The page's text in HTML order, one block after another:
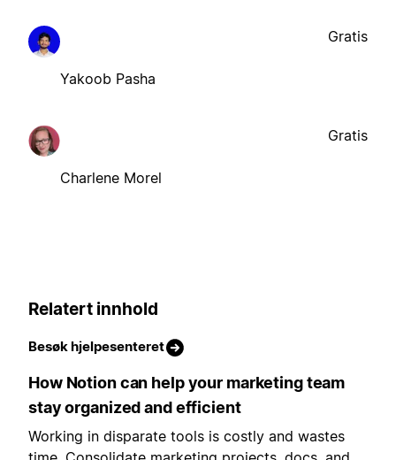
Yakoob Pasha
Gratis
Charlene Morel
Gratis
Relatert innhold
Besøk hjelpesenteret
How Notion can help your marketing team
stay organized and efficient
Working in disparate tools is costly and wastes